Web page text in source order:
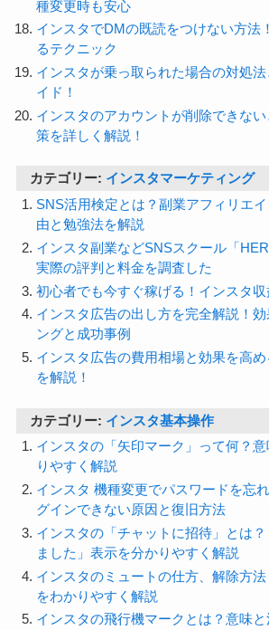
種変更時も安心
インスタでDMの既読をつけない方法
るテクニック
インスタが乗っ取られた場合の対処
イド！
インスタのアカウントが削除できな
策を詳しく解説！
カテゴリー: インスタマーケティング
SNS活用検定とは？副業アフィリエ
由と勉強法を解説
インスタ副業などSNSスクール「
実際の評判と料金を調査した
初心者でも今すぐ稼げる！インスタ
インスタ広告の出し方を完全解説！
ングと成功事例
インスタ広告の費用相場と効果を高
を解説！
カテゴリー: インスタ基本操作
インスタの「矢印マーク」って何？
りやすく解説
インスタ 機種変更でパスワードを忘
グインできない原因と復旧方法
インスタの「チャットに招待」とは
ました」表示を分かりやすく解説
インスタのミュートの仕方、解除方法
をわかりやすく解説
インスタの飛行機マークとは？意味